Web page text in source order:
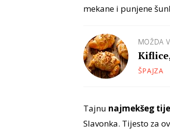
mekane i punjene
MOŽDA
peciva
ŠPAJZA
Tajnu najmekšeg
Slavonka. Tijesto za